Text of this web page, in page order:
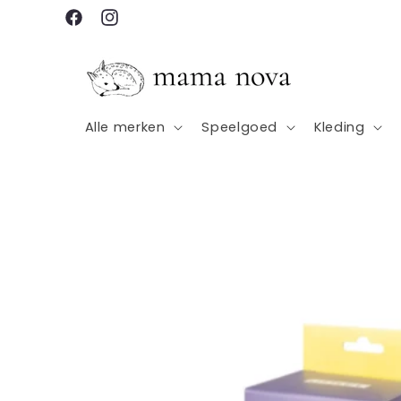
Meteen
naar deFacebookInstagram
Alle merken Speelgoed Kleding